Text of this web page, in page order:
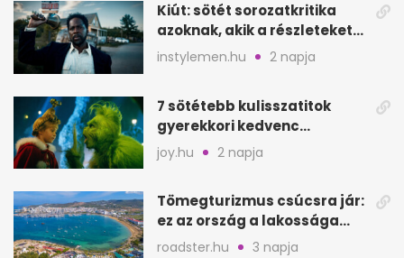
Kiút: sötét sorozatkritika
azoknak, akik a részleteket
keresik
instylemen.hu 2 napja
7 sötétebb kulisszatitok
gyerekkori kedvenc
filmjeinkről a Joy szerint
joy.hu 2 napja
Tömegturizmus csúcsra jár:
ez az ország a lakossága
kétszeresét fogadja
roadster.hu 3 napja